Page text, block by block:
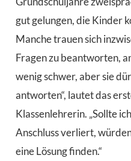
gut gelungen, die Kinder
Manche trauen sich
Fragen zu beantworten,
wenig schwer, aber sie
antworten“, lautet das
Klassenlehrerin. „Sollte
Anschluss verliert,
eine Lösung finden.“